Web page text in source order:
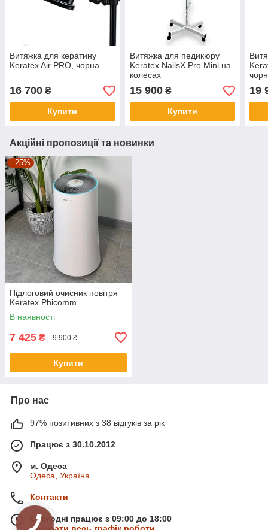
Витяжка для кератину
Keratex Air PRO, чорна
16 700 ₴
Купити
Витяжка для педикюру
Keratex NailsX Pro Mini на
колесах
15 900₴
Купити
19
Акційні пропозиції та новинки
–25%
Підлоговий очисник повітря
Keratex Phicomm
В наявності
7 425 ₴ 9 900 ₴
Купити
Про нас
97% позитивних з 38 відгуків за рік
Працює з 30.10.2012
м. Одеса
Одеса, Україна
Контакти
Сьогодні працює з 09:00 до 18:00